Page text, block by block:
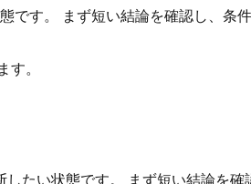
です。 まず短い結論を確認し、条
す。
たい状態です。 まず短い結論を